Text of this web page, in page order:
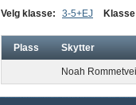
Velg klasse: 3-5+EJ
Plass Skytter
Noah